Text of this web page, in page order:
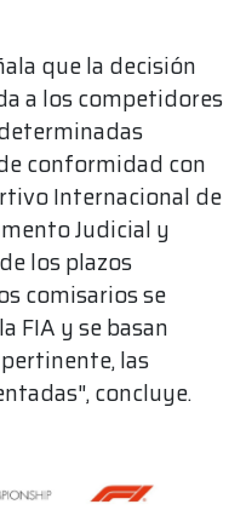
que la decisión
a los competidores
conformidad con
Internacional de
Judicial y
los plazos
comisarios se
FIA y se basan
las
concluye.